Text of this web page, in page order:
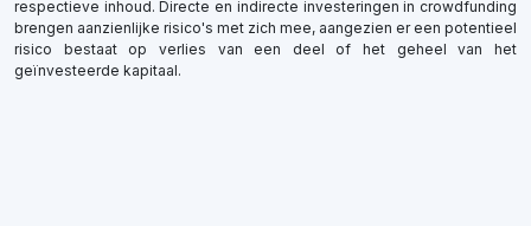
respectieve inhoud. Directe en indirecte investeringen in crowdfunding
brengen aanzienlijke risico's met zich mee, aangezien er een potentieel
risico bestaat op verlies van een deel of het geheel van het
geïnvesteerde kapitaal.